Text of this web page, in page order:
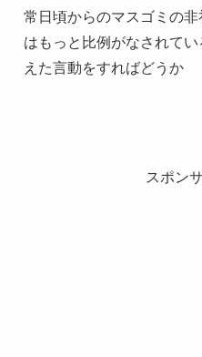
常日頃からのマスゴミの
はもっと比例がなされて
えた言動をすればどうか
スポン